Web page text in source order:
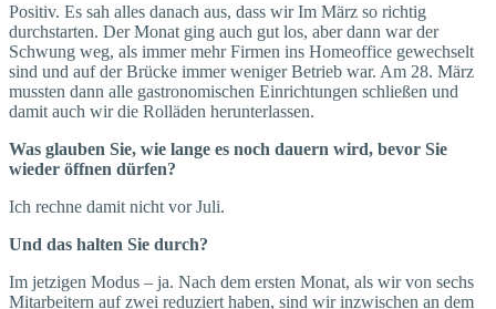
Positiv. Es sah alles danach aus, dass wir Im März so richtig
durchstarten. Der Monat ging auch gut los, aber dann war der
Schwung weg, als immer mehr Firmen ins Homeoffice gewechselt
sind und auf der Brücke immer weniger Betrieb war. Am 28. März
mussten dann alle gastronomischen Einrichtungen schließen und
damit auch wir die Rolläden herunterlassen.
Was glauben Sie, wie lange es noch dauern wird, bevor Sie
wieder öffnen dürfen?
Ich rechne damit nicht vor Juli.
Und das halten Sie durch?
Im jetzigen Modus – ja. Nach dem ersten Monat, als wir von sechs
Mitarbeitern auf zwei reduziert haben, sind wir inzwischen an dem